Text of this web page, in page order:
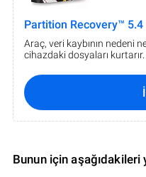
Partition Recovery™ 5.4
Araç, veri kaybının nedeni
cihazdaki dosyaları kurtarır.
Bunun için aşağıdakileri